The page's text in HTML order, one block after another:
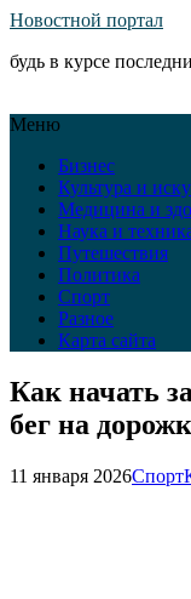
Новостной портал
будь в курсе
Меню
Бизнес
Культура и
Медицина и
Наука и
Путешествия
Политика
Спорт
Разное
Карта сайта
Как начать
бег на
11 января 2026Спорт